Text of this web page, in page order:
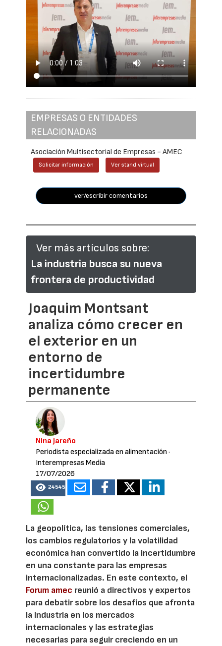
EMPRESAS O ENTIDADES
RELACIONADAS
Asociación Multisectorial de Empresas - AMEC
Solicitar información Ver stand virtual
ver/escribir comentarios
Ver más artículos sobre:
La industria busca su nueva
frontera de productividad
Joaquim Montsant
analiza cómo crecer en
el exterior en un
entorno de
incertidumbre
permanente
Nina Jareño
Periodista especializada en alimentación ·
Interempresas Media
17/07/2026
24545
La geopolítica, las tensiones comerciales,
los cambios regulatorios y la volatilidad
económica han convertido la incertidumbre
en una constante para las empresas
internacionalizadas. En este contexto, el
Forum amec reunió a directivos y expertos
para debatir sobre los desafíos que afronta
la industria en los mercados
internacionales y las estrategias
necesarias para seguir creciendo en un